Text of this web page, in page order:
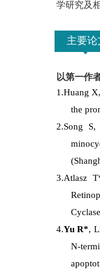
学研究及
主要论
以第一作
1.Huang
the
2.Song
3.Atlasz T
4.Yu R*,
N-